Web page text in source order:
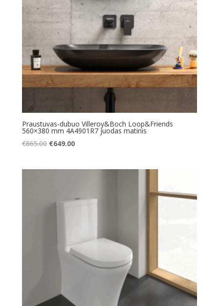
Praustuvas-dubuo Villeroy&Boch Loop&Friends
560×380 mm 4A4901R7 juodas matinis
€865.00 Original
€649.00Current